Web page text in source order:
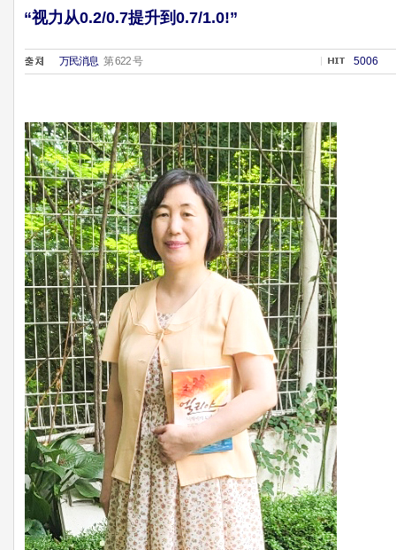
“视力从0.2/0.7提升到0.7/1.0!”
万民消息第 622 号 5006